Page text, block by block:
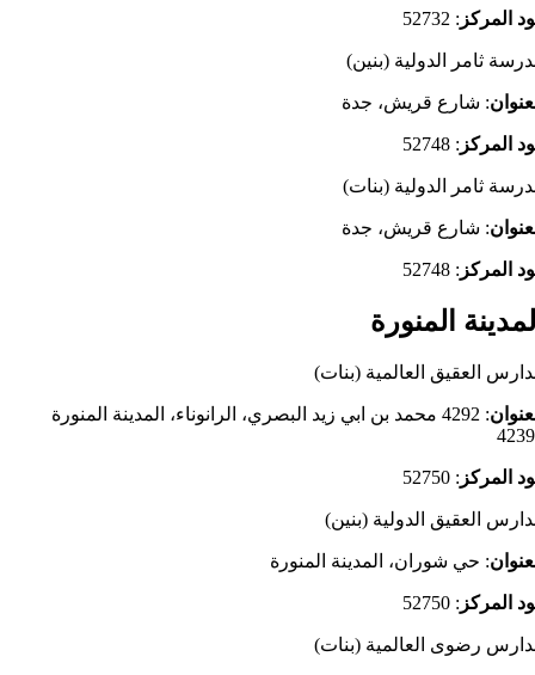
المركز : 52732
ثامر الدولية (بنين)
: شارع قريش، جدة
المركز : 52748
ثامر الدولية (بنات)
: شارع قريش، جدة
المركز : 52748
المنورة
العقيق العالمية (بنات)
: 4292 محمد بن ابي زيد البصري، الرانوناء، المدينة المنورة
المركز : 52750
العقيق الدولية (بنين)
: حي شوران، المدينة المنورة
المركز : 52750
رضوى العالمية (بنات)